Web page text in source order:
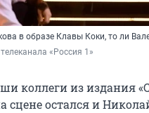
в образе Клавы Коки, то ли
«Россия 1»
коллеги из издания
сцене остался и